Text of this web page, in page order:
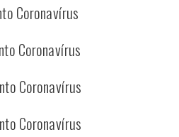
Coronavírus
Coronavírus
Coronavírus
Coronavírus